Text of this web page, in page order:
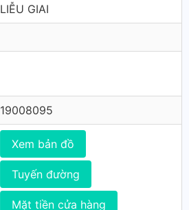
LIỄU GIAI
19008095
Xem bản đồ
Tuyến đường
Mặt tiền cửa hàng